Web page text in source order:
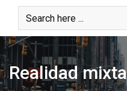
content
Realidad mixta